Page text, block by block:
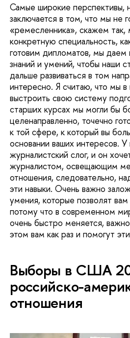
Самые широкие перспективы,
заключается в том, что мы не
«ремесленника», скажем
конкретную специальность,
готовим дипломатов, мы даем
знаний и умений, чтобы наши
дальше развиваться в том
интересно. Я считаю, что мы
выстроить свою систему
старших курсах мы могли бы
целенаправленно, точечно
к той сфере, к который вы
основании ваших интересов.
журналистский слог, и он
журналистом, освещающим
отношения, следовательно,
эти навыки. Очень важно
умения, которые позволят вам
потому что в современном
очень быстро меняется,
этом вам как раз и помогут
Выборы в США
российско-
отношения